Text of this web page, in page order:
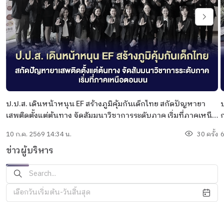
ป.ป.ส. เดินหน้าหนุน EF สร้างภูมิคุ้มกันเด็กไทย สกัดปัญหายา
เสพติดตั้งแต่ต้นทาง จัดสัมมนาวิชาการระดับภาค เริ่มที่ภาคเหนือ
10 ก.ค. 2569 14:34 น. 30 ครั้ง
ข่าวผู้บริหาร
เลือกวันเริ่มต้น-วันสิ้นสุด